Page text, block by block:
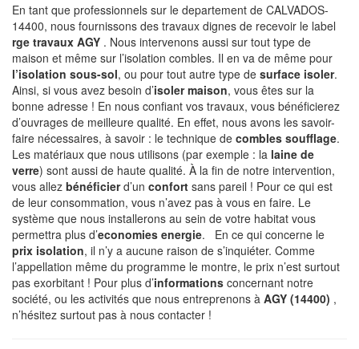
En tant que professionnels sur le departement de CALVADOS-
14400, nous fournissons des travaux dignes de recevoir le label
rge travaux AGY . Nous intervenons aussi sur tout type de
maison et même sur l’isolation combles. Il en va de même pour
l’isolation sous-sol, ou pour tout autre type de surface isoler.
Ainsi, si vous avez besoin d’isoler maison, vous êtes sur la
bonne adresse ! En nous confiant vos travaux, vous bénéficierez
d’ouvrages de meilleure qualité. En effet, nous avons les savoir-
faire nécessaires, à savoir : le technique de combles soufflage.
Les matériaux que nous utilisons (par exemple : la laine de
verre) sont aussi de haute qualité. À la fin de notre intervention,
vous allez bénéficierd’un confort sans pareil ! Pour ce qui est
de leur consommation, vous n’avez pas à vous en faire. Le
système que nous installerons au sein de votre habitat vous
permettra plus d’economies energie. En ce qui concerne le
prix isolation, il n’y a aucune raison de s’inquiéter. Comme
l’appellation même du programme le montre, le prix n’est surtout
pas exorbitant ! Pour plus d’informations concernant notre
société, ou les activités que nous entreprenons à AGY (14400) ,
n’hésitez surtout pas à nous contacter !